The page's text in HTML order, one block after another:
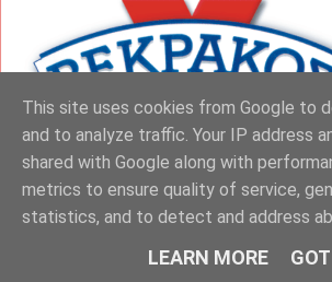
This site uses cookies from Google to
and to analyze traffic. Your IP address
shared with Google along with
metrics to ensure quality of service,
statistics, and to detect and address
LEARN MORE